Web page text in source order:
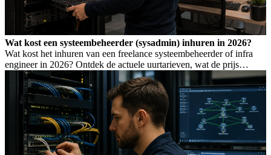
Wat kost een systeembeheerder (sysadmin) inhuren in 2026?
Wat kost het inhuren van een freelance systeembeheerder of infra
engineer in 2026? Ontdek de actuele uurtarieven, wat de prijs
bepaalt, en wanneer je welk profiel nodig hebt.